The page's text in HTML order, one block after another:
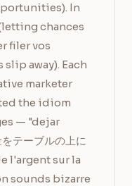
In
chances
filer vos
away). Each
marketer
the idiom
— "dejar
テーブルの上に
l'argent sur la
sounds bizarre